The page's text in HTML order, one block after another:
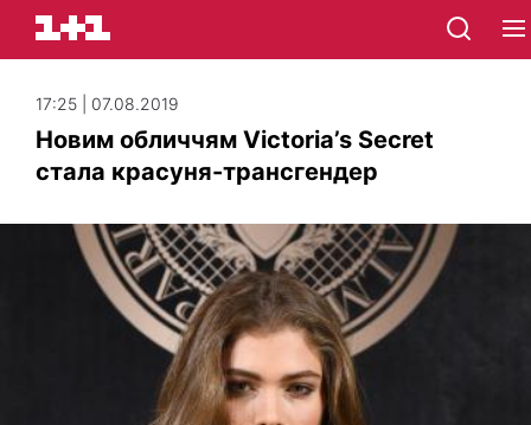
17:25 | 07.08.2019
Новим обличчям Victoria’s Secret
стала красуня-трансгендер